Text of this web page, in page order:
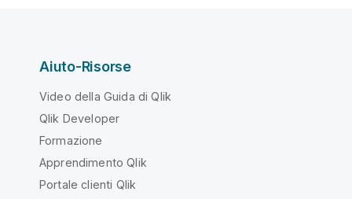
Aiuto-Risorse
Video della Guida di Qlik
Qlik Developer
Formazione
Apprendimento Qlik
Portale clienti Qlik